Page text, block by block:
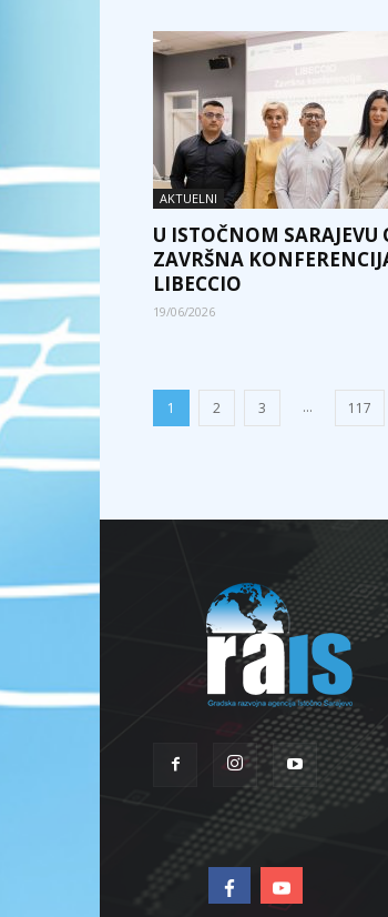
AKTUELNI
U ISTOČNOM
ZAVRŠNA
LIBECCIO
19/06/2026
1 2 3 ... 117